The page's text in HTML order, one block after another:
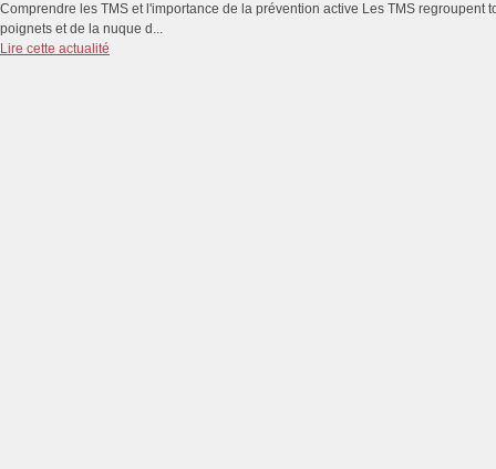
Comprendre les TMS et l'importance de la prévention active Les TMS
poignets et de la nuque d...
Lire cette actualité